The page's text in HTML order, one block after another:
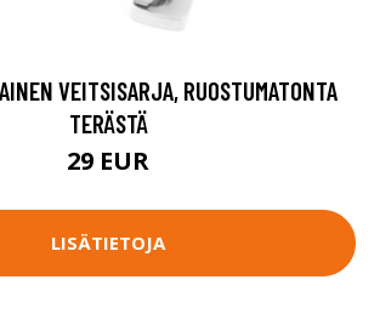
VEITSISARJA, RUOSTUMATONTA
TERÄSTÄ
29 EUR
LISÄTIETOJA